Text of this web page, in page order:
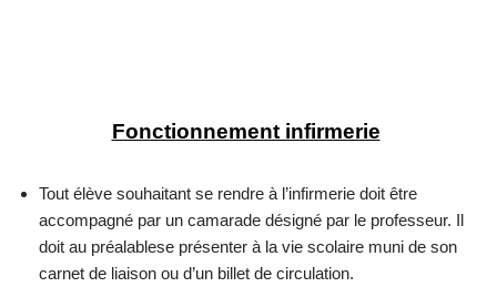
Fonctionnement infirmerie
Tout élève souhaitant se rendre à l’infirmerie doit être
accompagné par un camarade désigné par le professeur. Il
doit au préalablese présenter à la vie scolaire muni de son
carnet de liaison ou d’un billet de circulation.